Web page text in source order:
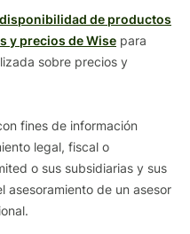
disponibilidad de productos
y precios de Wise para
sobre precios y
fines de información
legal, fiscal o
o sus subsidiarias y sus
asesoramiento de un asesor